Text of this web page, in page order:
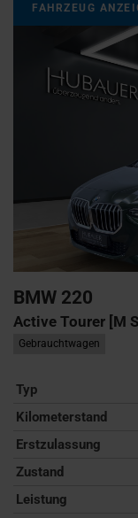
FAHRZEUG
BMW 220
Active Tourer [M
Gebrauchtwagen
Typ
Kilometerstand
Erstzulassung
Zustand
Leistung